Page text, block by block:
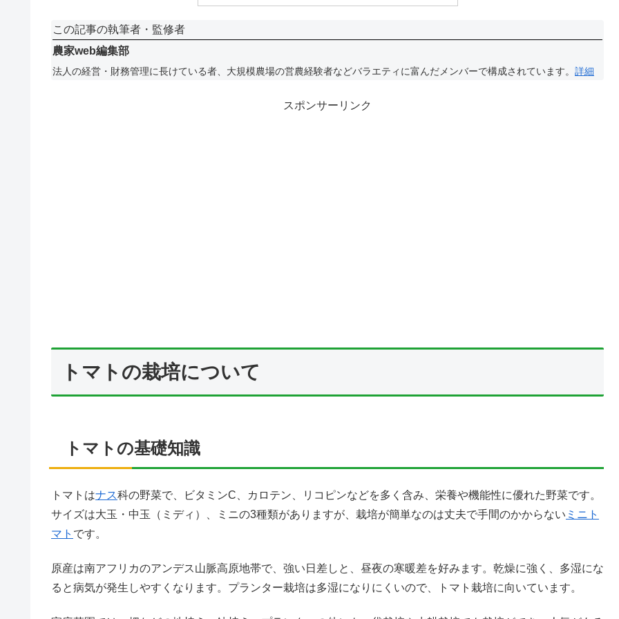
この記事の執筆者・監修者
農家web編集部
法人の経営・財務管理に長けている者、大規模農場の営農経験者などバラエティに富んだメンバーで構成されています。 詳細
スポンサーリンク
トマトの栽培について
トマトの基礎知識
トマトはナス科の野菜で、ビタミンC、カロテン、リコピンなどを多く含み、栄養や機能性に優れた野菜です。
サイズは大玉・中玉（ミディ）、ミニの3種類がありますが、栽培が簡単なのは丈夫で手間のかからない ミニト
マト です。
原産は南アフリカのアンデス山脈高原地帯で、強い日差しと、昼夜の寒暖差を好みます。乾燥に強く、多湿にな
ると病気が発生しやすくなります。プランター栽培は多湿になりにくいので、トマト栽培に向いています。